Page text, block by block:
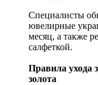
Специалисты
ювелирные
месяц, а также
салфеткой.
Правила ухода
золота